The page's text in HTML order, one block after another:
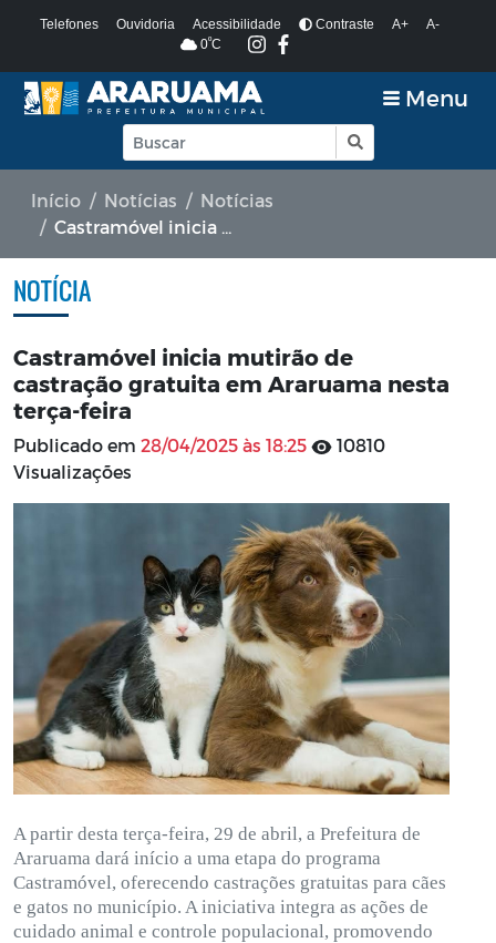
Telefones Ouvidoria Acessibilidade Contraste A+
A-
0ºC
Menu
Início Notícias
Notícias
Castramóvel inicia mutirão de castração gratuita em Araruama nesta terça-feira
NOTÍCIA
Castramóvel inicia mutirão de
castração gratuita em Araruama nesta
terça-feira
Publicado em 28/04/2025 às 18:25
10810
Visualizações
A partir desta terça-feira, 29 de abril, a Prefeitura de
Araruama dará início a uma etapa do programa
Castramóvel, oferecendo castrações gratuitas para cães
e gatos no município. A iniciativa integra as ações de
cuidado animal e controle populacional, promovendo